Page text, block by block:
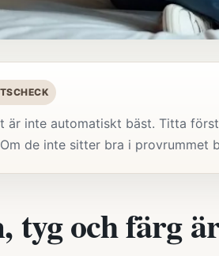
är inte automatiskt bäst. Titta
de inte sitter bra i provrummet
tyg och färg